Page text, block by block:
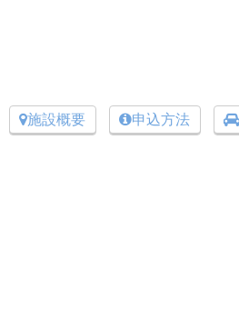
施設概要 申込方法